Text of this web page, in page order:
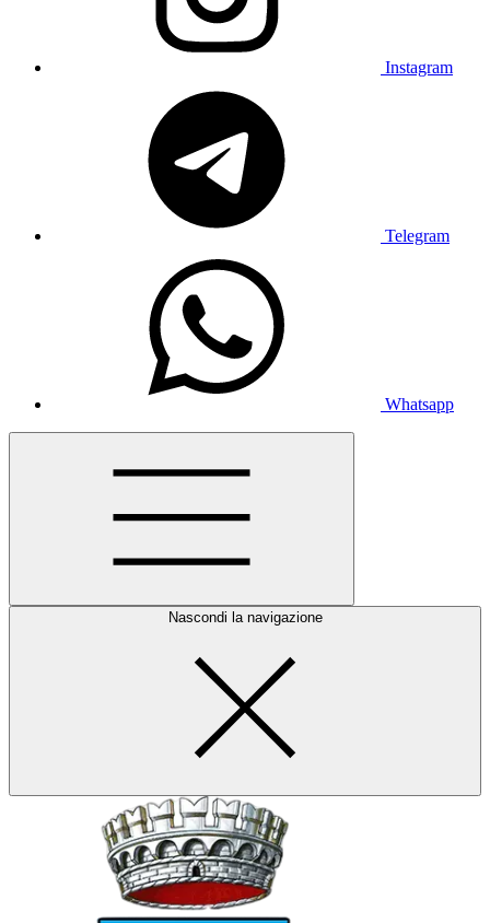
Instagram
Telegram
Whatsapp
Nascondi la navigazione